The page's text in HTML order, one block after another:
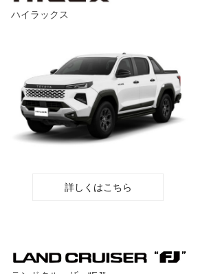
ハイラックス
詳しくはこちら